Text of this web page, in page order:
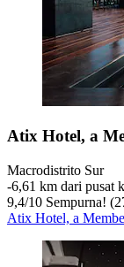
Atix Hotel, a
Macrodistrito Sur
‐6,61 km dari pusat
9,4/10 Sempurna!
Atix Hotel, a